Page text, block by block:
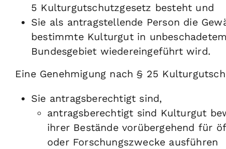
5 Kulturgutschutzgesetz besteht und
Sie als antragstellende Person die
bestimmte Kulturgut in
Bundesgebiet wiedereingeführt wird.
Eine Genehmigung nach § 25
Sie antragsberechtigt sind,
antragsberechtigt sind Kulturgut
ihrer Bestände vorübergehend für
oder Forschungszwecke ausführen